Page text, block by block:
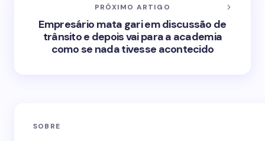
PRÓXIMO ARTIGO
Empresário mata gari em discussão de
trânsito e depois vai para a academia
como se nada tivesse acontecido
SOBRE